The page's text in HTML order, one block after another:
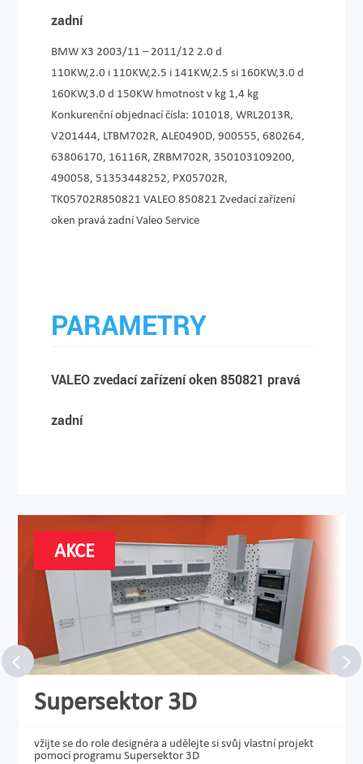
zadní
BMW X3 2003/11 – 2011/12 2.0 d
110KW,2.0 i 110KW,2­.5 i 141KW,2.5 si 160KW,3.0 d
160KW,3.0 d 150KW hmotnost v kg 1,4 kg
Konkurenční objednací čísla: 101018, WRL2013R,
V201444, LTBM702R, ALE0490D, 900555, 680264,
63806170, 16116R, ZRBM702R, 350103109200,
490058, 51353448252, PX05702R,
TK05702R850821 VALEO 850821 Zvedací zařízení
oken pravá zadní Valeo Service
PARAMETRY
VALEO zvedací zařízení oken 850821 pravá
zadní
AKCE
Supersektor 3D
vžijte se do role designéra a udělejte si svůj vlastní projekt
pomocí programu Supersektor 3D